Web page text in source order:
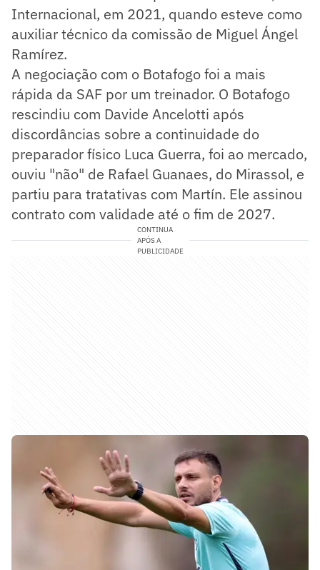
Internacional, em 2021, quando esteve como
auxiliar técnico da comissão de Miguel Ángel
Ramírez.
A negociação com o Botafogo foi a mais
rápida da SAF por um treinador. O Botafogo
rescindiu com Davide Ancelotti após
discordâncias sobre a continuidade do
preparador físico Luca Guerra, foi ao mercado,
ouviu "não" de Rafael Guanaes, do Mirassol, e
partiu para tratativas com Martín. Ele assinou
contrato com validade até o fim de 2027.
CONTINUA
APÓS A
PUBLICIDADE